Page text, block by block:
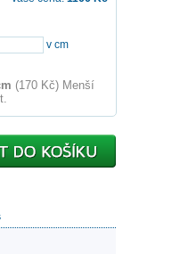
v cm
(170 Kč) Menší